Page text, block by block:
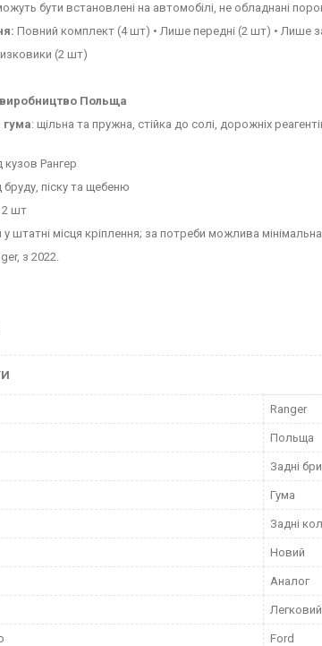
бути встановлені на автомобілі, не обладнані
Повний комплект (4 шт) • Лише передні (2 шт) • Лише
(2 шт)
виробництво Польща
гума: щільна та пружна, стійка до солі, дорожніх
кузов Рангер
бруду, піску та щебеню
2 шт
у штатні місця кріплення; за потреби можлива мінімальна
з 2022.
Ranger
Польща
Задні
Гума
Задні
Новий
Аналог
Ford